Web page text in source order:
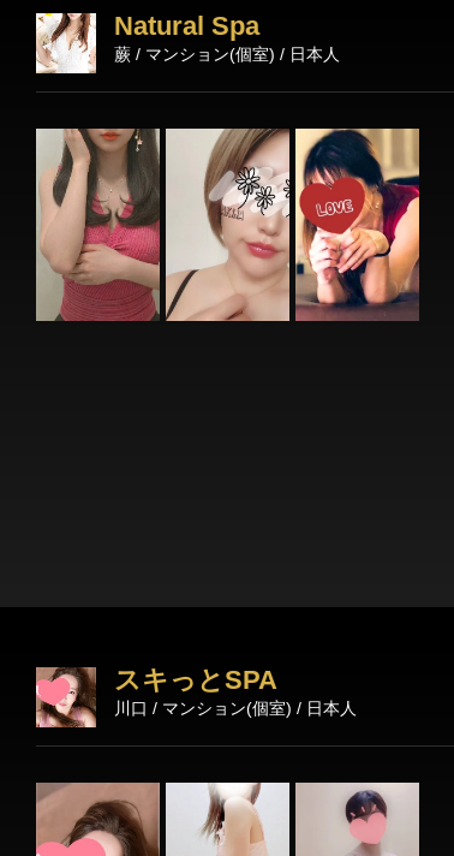
Natural Spa
蕨 / マンション(個室) / 日本人
スキっとSPA
川口 / マンション(個室) / 日本人